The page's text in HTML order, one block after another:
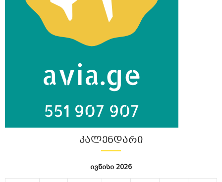
ᲙᲐᲚᲔᲜᲓᲐᲠᲘ
ივნისი 2026